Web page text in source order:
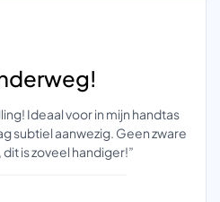
Ideaal voor in mijn handtas
subtiel aanwezig. Geen zware
is zoveel handiger!”